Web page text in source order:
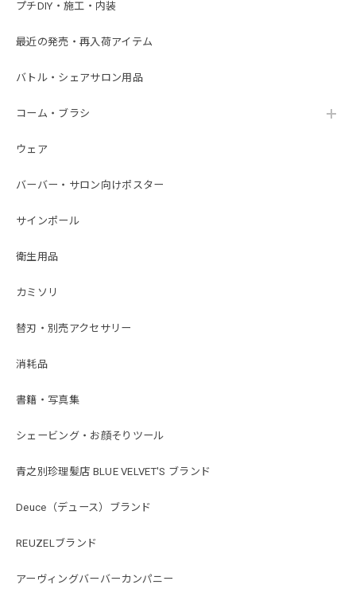
プチDIY・施工・内装
最近の発売・再入荷アイテム
バトル・シェアサロン用品
コーム・ブラシ
ウェア
バーバー・サロン向けポスター
サインポール
衛生用品
カミソリ
替刃・別売アクセサリー
消耗品
書籍・写真集
シェービング・お顔そりツール
青之別珍理髪店 BLUE VELVET'S ブランド
Deuce（デュース）ブランド
REUZELブランド
アーヴィングバーバーカンパニー